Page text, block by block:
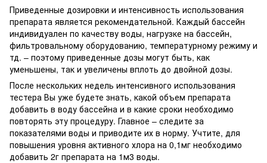
Приведенные дозировки и интенсивность использования
препарата является рекомендательной. Каждый бассейн
индивидуален по качеству воды, нагрузке на бассейн,
фильтровальному оборудованию, температурному режиму и
тд. – поэтому приведенные дозы могут быть, как
уменьшены, так и увеличены вплоть до двойной дозы.
После нескольких недель интенсивного использования
тестера Вы уже будете знать, какой объем препарата
добавить в воду бассейна и в какие сроки необходимо
повторять эту процедуру. Главное – следите за
показателями воды и приводите их в норму. Учтите, для
повышения уровня активного хлора на 0,1мг необходимо
добавить 2г препарата на 1м3 воды.